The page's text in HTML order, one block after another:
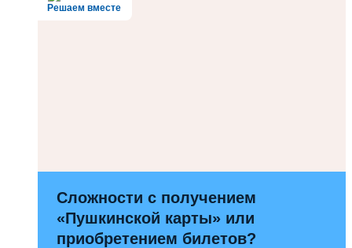
Решаем вместе
Сложности с получением
«Пушкинской карты» или
приобретением билетов?